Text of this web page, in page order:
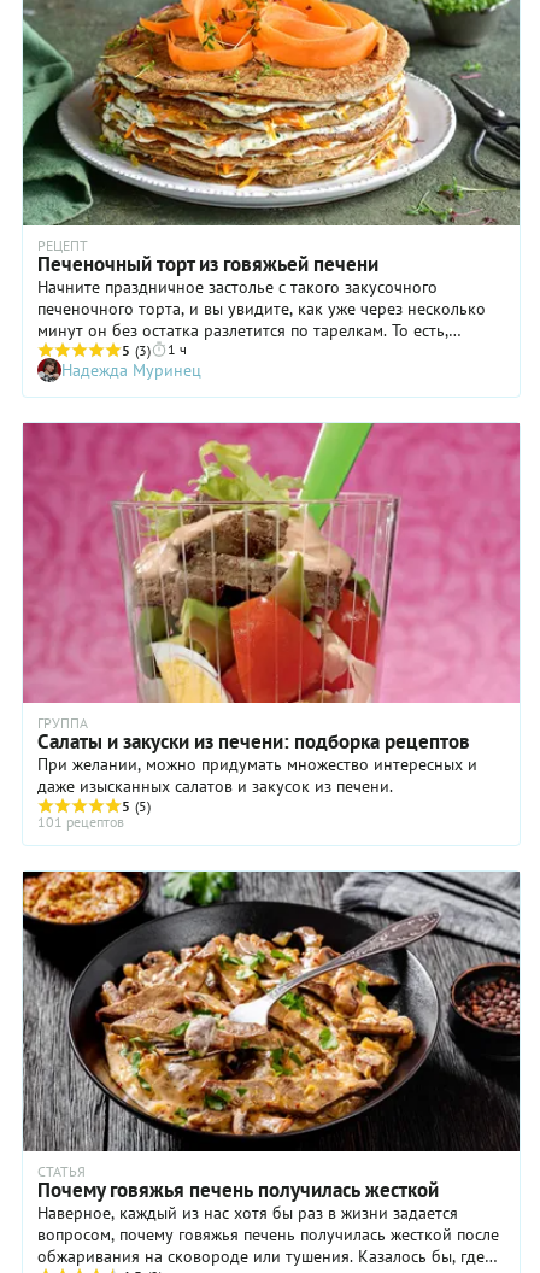
РЕЦЕПТ
Печеночный торт из говяжьей печени
Начните праздничное застолье с такого закусочного
печеночного торта, и вы увидите, как уже через несколько
минут он без остатка разлетится по тарелкам. То есть,
задумываться, как его хранить, просто не придется! Тонкие
блинчики-коржи прослаиваются соусом и овощной
начинкой, что делает печеночный торт невероятно сочным,
нежным, вкусным. Некоторые предпочитают не класть в него
чеснок, опасаясь, что он может «отпугнуть» гостей. Нам же
кажется, именно этот ароматный ингредиент играет
немаловажную роль во вкусе печеночного торта, делая его
особенно пикантным и выразительным.
5 (3) 1 ч
Надежда Муринец
ГРУППА
Салаты и закуски из печени: подборка рецептов
При желании, можно придумать множество интересных и
даже изысканных салатов и закусок из печени.
5 (5)
101 рецептов
СТАТЬЯ
Почему говяжья печень получилась жесткой
Наверное, каждый из нас хотя бы раз в жизни задается
вопросом, почему говяжья печень получилась жесткой после
обжаривания на сковороде или тушения. Казалось бы, где